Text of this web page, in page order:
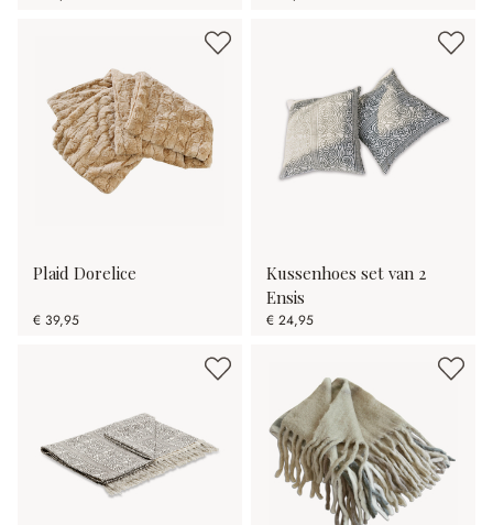
Plaid Dorelice
€ 39,95
Kussenhoes set van 2
Ensis
€ 24,95